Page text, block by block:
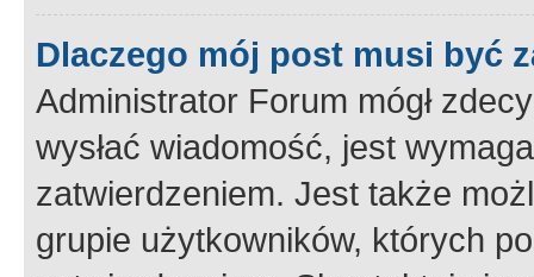
Dlaczego mój post musi być
Administrator Forum mógł
wysłać wiadomość, jest
zatwierdzeniem. Jest także
grupie użytkowników, których